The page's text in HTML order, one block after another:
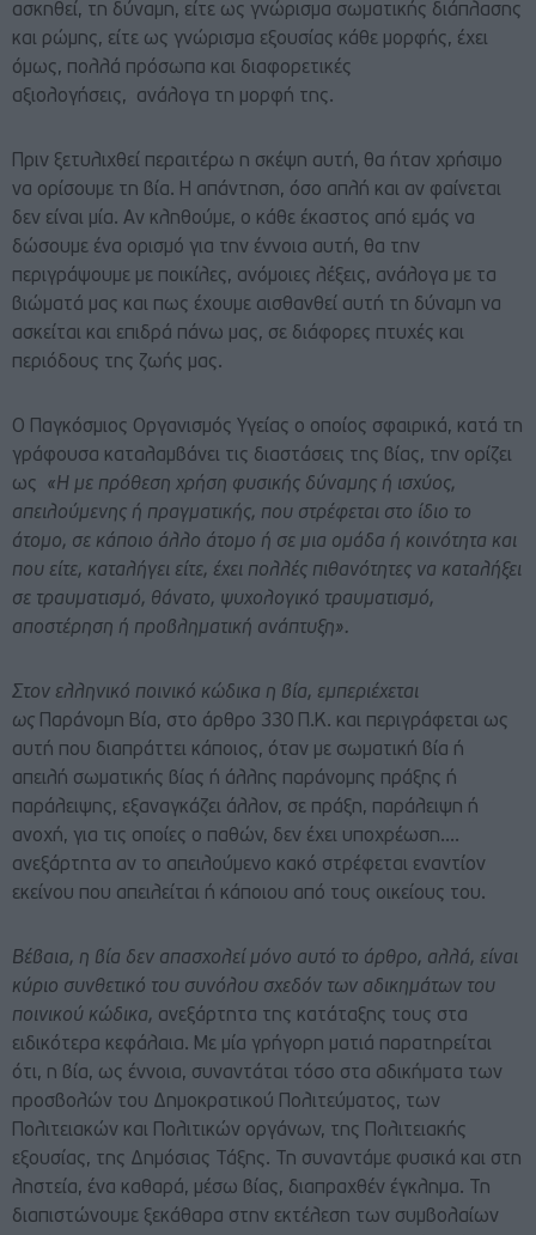
ασκηθεί, τη δύναμη, είτε ως γνώρισμα σωματικής διάπλασης
και ρώμης, είτε ως γνώρισμα εξουσίας κάθε μορφής, έχει
όμως, πολλά πρόσωπα και διαφορετικές
αξιολογήσεις, ανάλογα τη μορφή της.
Πριν ξετυλιχθεί περαιτέρω η σκέψη αυτή, θα ήταν χρήσιμο
να ορίσουμε τη βία. Η απάντηση, όσο απλή και αν φαίνεται
δεν είναι μία. Αν κληθούμε, ο κάθε έκαστος από εμάς να
δώσουμε ένα ορισμό για την έννοια αυτή, θα την
περιγράψουμε με ποικίλες, ανόμοιες λέξεις, ανάλογα με τα
βιώματά μας και πως έχουμε αισθανθεί αυτή τη δύναμη να
ασκείται και επιδρά πάνω μας, σε διάφορες πτυχές και
περιόδους της ζωής μας.
Ο Παγκόσμιος Οργανισμός Υγείας ο οποίος σφαιρικά, κατά τη
γράφουσα καταλαμβάνει τις διαστάσεις της βίας, την ορίζει
ως
«Η με πρόθεση χρήση φυσικής δύναμης ή ισχύος,
απειλούμενης ή πραγματικής, που στρέφεται στο ίδιο το
άτομο, σε κάποιο άλλο άτομο ή σε μια ομάδα ή κοινότητα και
που είτε, καταλήγει είτε, έχει πολλές πιθανότητες να καταλήξει
σε τραυματισμό, θάνατο, ψυχολογικό τραυματισμό,
αποστέρηση ή προβληματική ανάπτυξη».
Στον ελληνικό ποινικό κώδικα η βία, εμπεριέχεται
ως Παράνομη Βία, στο άρθρο 330 Π.Κ. και περιγράφεται ως
αυτή που διαπράττει κάποιος, όταν με σωματική βία ή
απειλή σωματικής βίας ή άλλης παράνομης πράξης ή
παράλειψης, εξαναγκάζει άλλον, σε πράξη, παράλειψη ή
ανοχή, για τις οποίες ο παθών, δεν έχει υποχρέωση….
ανεξάρτητα αν το απειλούμενο κακό στρέφεται εναντίον
εκείνου που απειλείται ή κάποιου από τους οικείους του.
Βέβαια, η βία δεν απασχολεί μόνο αυτό το άρθρο, αλλά, είναι
κύριο συνθετικό του συνόλου σχεδόν των αδικημάτων του
ποινικού κώδικα, ανεξάρτητα της κατάταξης τους στα
ειδικότερα κεφάλαια. Με μία γρήγορη ματιά παρατηρείται
ότι, η βία, ως έννοια, συναντάται τόσο στα αδικήματα των
προσβολών του Δημοκρατικού Πολιτεύματος, των
Πολιτειακών και Πολιτικών οργάνων, της Πολιτειακής
εξουσίας, της Δημόσιας Τάξης. Τη συναντάμε φυσικά και στη
ληστεία, ένα καθαρά, μέσω βίας, διαπραχθέν έγκλημα. Τη
διαπιστώνουμε ξεκάθαρα στην εκτέλεση των συμβολαίων